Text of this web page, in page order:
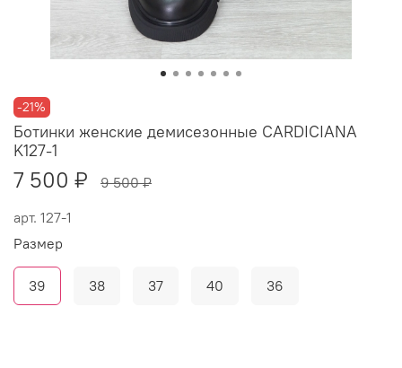
-21%
арт. 127-1
Ботинки женские демисезонные CARDICIANA
K127-1
7 500 ₽ 9 500 ₽
Размер
39 38 37 40 36